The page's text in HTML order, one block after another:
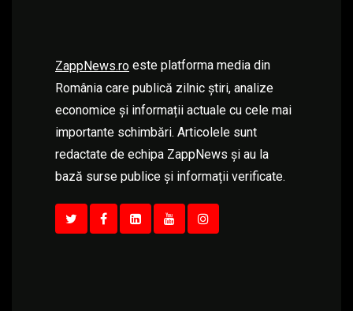
ZappNews.ro este platforma media din
România care publică zilnic știri, analize
economice și informații actuale cu cele mai
importante schimbări. Articolele sunt
redactate de echipa ZappNews și au la
bază surse publice și informații verificate.